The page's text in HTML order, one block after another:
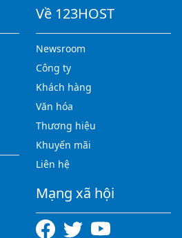
Về 123HOST
Newsroom
Công ty
Khách hàng
Văn hóa
Thương hiệu
Khuyến mãi
Liên hệ
Mạng xã hội